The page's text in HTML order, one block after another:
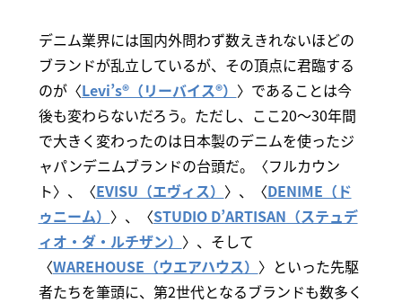
デニム業界には国内外問わず数えきれないほどの
ブランドが乱立しているが、その頂点に君臨する
のが〈Levi’s®（リーバイス®） 〉であることは今
後も変わらないだろう。ただし、ここ20～30年間
で大きく変わったのは日本製のデニムを使ったジ
ャパンデニムブランドの台頭だ。〈フルカウン
ト〉、〈EVISU（エヴィス） 〉、〈DENIME（ド
ゥニーム） 〉、〈STUDIO D’ARTISAN（ステュデ
ィオ・ダ・ルチザン） 〉、そして
〈WAREHOUSE（ウエアハウス） 〉といった先駆
者たちを筆頭に、第2世代となるブランドも数多く